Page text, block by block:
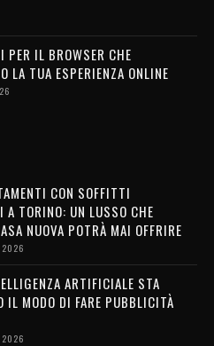
PER IL BROWSER CHE
LA TUA ESPERIENZA ONLINE
CON SOFFITTI
A TORINO: UN LUSSO CHE
NUOVA POTRÀ MAI OFFRIRE
2026
ARTIFICIALE STA
IL MODO DI FARE PUBBLICITÀ
2026